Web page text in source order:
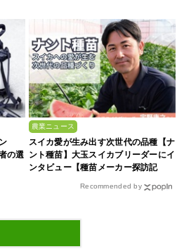
の選
農業ニュース
スイカ愛が生み出す次世代の品種【ナ
ント種苗】大玉スイカブリーダーにイ
ンタビュー【種苗メーカー探訪記
Recommended by